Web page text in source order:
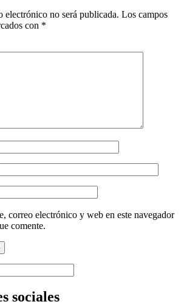
electrónico no será publicada. Los campos
con *
correo electrónico y web en este navegador
comente.
sociales